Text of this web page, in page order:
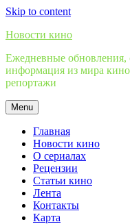
Skip to content
Новости кино
Ежедневные обновления,
информация из мира
репортажи
Menu
Главная
Новости кино
О сериалах
Рецензии
Статьи кино
Лента
Контакты
Карта